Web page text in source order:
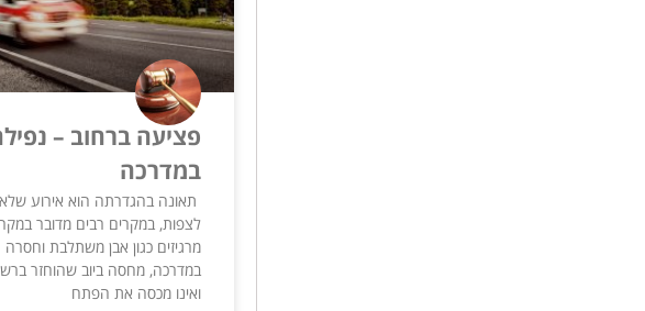
פציעה ברחוב –
במדרכה
תאונה בהגדרתה הוא אירוע שלא
לצפות, במקרים רבים מדובר
מרגיזים כגון אבן משתלבת וחסרה
במדרכה, מחסה ביוב שהוחזר
ואינו מכסה את הפתח